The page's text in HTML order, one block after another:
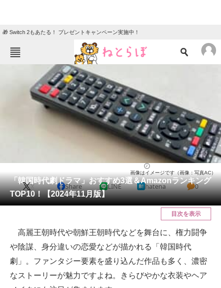
🎁 Switch 2もあたる！ プレゼントキャンペーン実施中！
ねとらぼメニュー
ニュース
クイズ
地域
教育・育児
会員記事
メディア
ITの今と未来を見通す
スマホと通信の最新トレンド
進化するPCとデバイスの未来
「韓国時代劇ドラマ」おすすめ3選＆Amazonランキング
TOP10！【2024年11月版】
画像はイメージです（画像：写真AC）
X Share LINE hatena 0
目次を表示
高麗王朝時代や朝鮮王朝時代などを舞台に、権力闘争
や陰謀、身分違いの恋愛などが描かれる「韓国時代
劇」。ファンタジー要素を盛り込んだ作品も多く、濃密
なストーリーが魅力ですよね。きらびやかな衣装やヘア